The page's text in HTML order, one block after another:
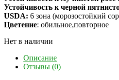
Устойчивость к черной
USDA: 6 зона (морозостойкий
Цветение: обильное,повторное
Нет в наличии
Описание
Отзывы (0)